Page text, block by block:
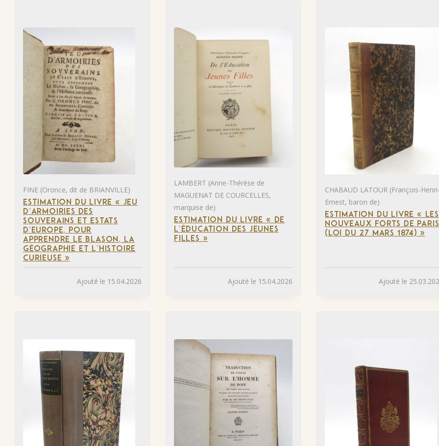
FINE (Oronce, dit de BRIANVILLE)
ESTIMATION DU LIVRE « JEU
D’ARMOIRIES DES
SOUVERAINS ET ESTATS
D’EUROPE, POUR
APPRENDRE LE BLASON, LA
GÉOGRAPHIE ET L’HISTOIRE
CURIEUSE »
Ajouté le 15.04.2026
LAMBERT (Anne-Thérèse de
MAGUENAT DE COURCELLES,
marquise de)
ESTIMATION DU LIVRE « DE
L’ÉDUCATION DES JEUNES
FILLES »
Ajouté le 15.04.2026
CHABAUD LATOUR (François-
Ernest, baron de)
ESTIMATION DU LIVRE « LES
NOUVEAUX FORTS DE PARIS
(LOI DU 27 MARS 1874) »
Ajouté le